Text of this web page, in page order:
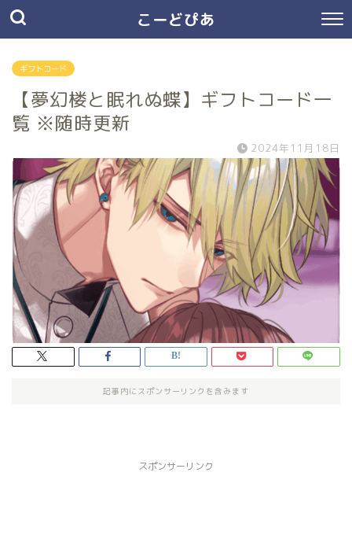
こーどぴあ
ギフトコード
【夢幻楼と眠れぬ蝶】ギフトコード一
覧 ※随時更新
2024年11月18日
記事内にスポンサーリンクを含みます
スポンサーリンク